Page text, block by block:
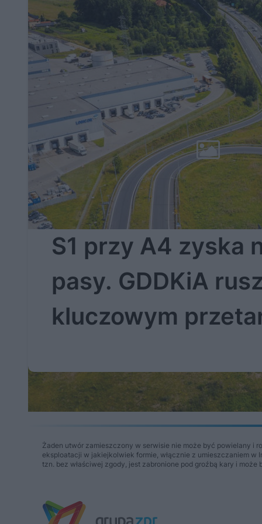
S1 przy A4 zyska
pasy. GDDKiA
kluczowym
Żaden utwór zamieszczony w serwisie nie może być powielany
eksploatacji w jakiejkolwiek formie, włącznie z umieszczaniem
tzn. bez właściwej zgody, jest zabronione pod groźbą kary i może